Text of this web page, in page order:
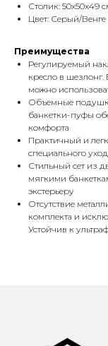
Столик: 50х50х49
Цвет: Серый/Венге
Преимущества
Регулируемый
кресло в
можно
Объемные
банкетки-пуфы
комфорта
Практичный и
специального
Стильный сет из
мягкими
экстерьеру
Отсутствие
комплекта и
Устойчив к